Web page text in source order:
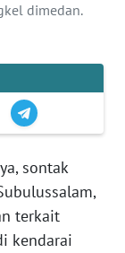
dimedan.
sontak
terkait
kendarai